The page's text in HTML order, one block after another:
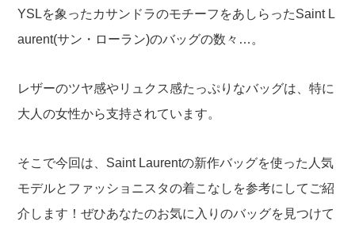
YSLを象ったカサンドラのモチーフをあしらったSaint L
aurent(サン・ローラン)のバッグの数々…。
レザーのツヤ感やリュクス感たっぷりなバッグは、特に
大人の女性から支持されています。
そこで今回は、Saint Laurentの新作バッグを使った人気
モデルとファッショニスタの着こなしを参考にしてご紹
介します！ぜひあなたのお気に入りのバッグを見つけて